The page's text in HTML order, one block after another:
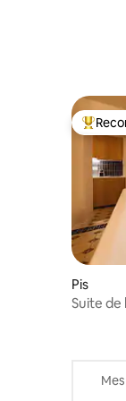
Pis
Suite de
Mes